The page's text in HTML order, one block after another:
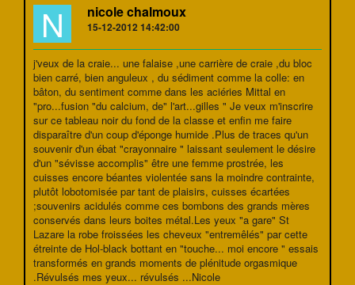
N nicole chalmoux
15-12-2012 14:42:00
j'veux de la craie... une falaise ,une carrière de craie ,du bloc
bien carré, bien anguleux , du sédiment comme la colle: en
bâton, du sentiment comme dans les aciéries Mittal en
"pro...fusion "du calcium, de" l'art...gilles " Je veux m'inscrire
sur ce tableau noir du fond de la classe et enfin me faire
disparaître d'un coup d'éponge humide .Plus de traces qu'un
souvenir d'un ébat "crayonnaire " laissant seulement le désire
d'un "sévisse accomplis" être une femme prostrée, les
cuisses encore béantes violentée sans la moindre contrainte,
plutôt lobotomisée par tant de plaisirs, cuisses écartées
;souvenirs acidulés comme ces bombons des grands mères
conservés dans leurs boites métal.Les yeux "a gare" St
Lazare la robe froissées les cheveux "entremêlés" par cette
étreinte de Hol-black bottant en "touche... moi encore " essais
transformés en grands moments de plénitude orgasmique
.Révulsés mes yeux... révulsés ...Nicole